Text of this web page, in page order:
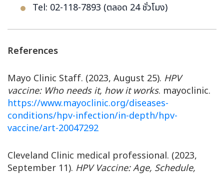
Tel: 02-118-7893 (ตลอด 24 ชั่วโมง)
References
Mayo Clinic Staff. (2023, August 25). HPV
vaccine: Who needs it, how it works. mayoclinic.
https://www.mayoclinic.org/diseases-
conditions/hpv-infection/in-depth/hpv-
vaccine/art-20047292
Cleveland Clinic medical professional. (2023,
September 11). HPV Vaccine: Age, Schedule,